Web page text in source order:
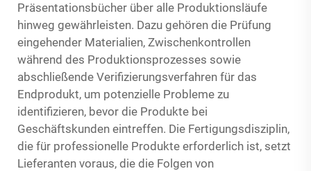
Präsentationsbücher über alle Produktionsläufe
hinweg gewährleisten. Dazu gehören die Prüfung
eingehender Materialien, Zwischenkontrollen
während des Produktionsprozesses sowie
abschließende Verifizierungsverfahren für das
Endprodukt, um potenzielle Probleme zu
identifizieren, bevor die Produkte bei
Geschäftskunden eintreffen. Die Fertigungsdisziplin,
die für professionelle Produkte erforderlich ist, setzt
Lieferanten voraus, die die Folgen von